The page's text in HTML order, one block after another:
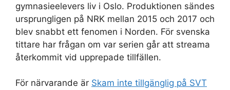
gymnasieelevers liv i Oslo. Produktionen sändes
ursprungligen på NRK mellan 2015 och 2017 och
blev snabbt ett fenomen i Norden. För svenska
tittare har frågan om var serien går att streama
återkommit vid upprepade tillfällen.
För närvarande är Skam inte tillgänglig på SVT